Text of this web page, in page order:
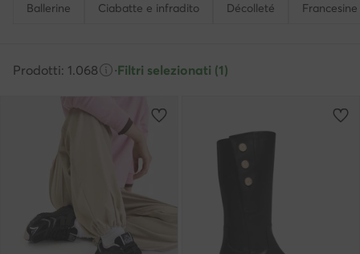
Ballerine Ciabatte e infradito Décolleté Francesine
Prodotti: 1.068 ·Filtri selezionati (1)